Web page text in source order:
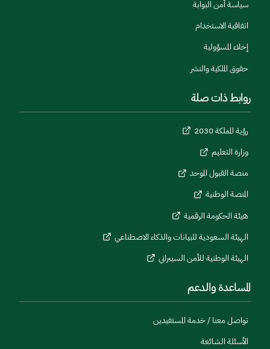
سياسة أمن البوابة
اتفاقية الاستخدام
إخلاء المسؤولية
حقوق الملكية والنشر
روابط ذات صلة
رؤية المملكة 2030
وزارة التعليم
منصة القبول الموحد
المنصة الوطنية
هيئة الحكومة الرقمية
الهيئة السعودية للبيانات والذكاء الاصطناعي
الهيئة الوطنية للأمن السيبراني
المساعدة والدعم
تواصل معنا / خدمة المستفيدين
الأسئلة الشائعة